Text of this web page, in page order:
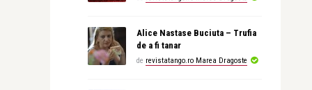
Alice Nastase Buciuta – Trufia
de a fi tanar
de revistatango.ro Marea Dragoste